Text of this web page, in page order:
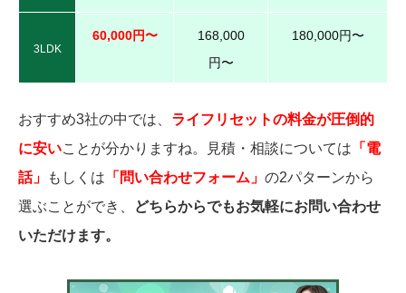
3LDK
60,000円〜
168,000
円〜
180,000円〜
おすすめ3社の中では、 ライフリセットの料金が圧倒的
に安いことが分かりますね。見積・相談については 「電
話」
もしくは 「問い合わせフォーム」 の2パターンから
選ぶことができ、
どちらからでもお気軽にお問い合わせ
いただけます。